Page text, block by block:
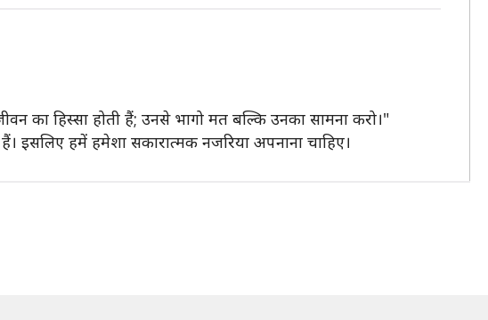
का हिस्सा होती हैं; उनसे भागो मत बल्कि उनका सामना करो।"
हमें हमेशा सकारात्मक नजरिया अपनाना चाहिए।